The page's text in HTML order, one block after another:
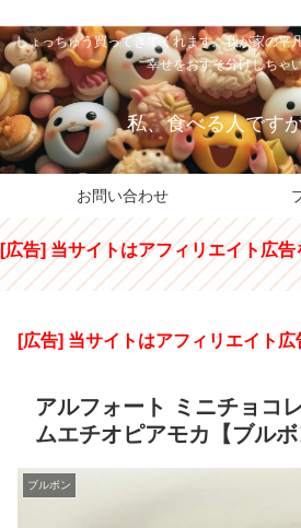
しょっちゅう買ってきてくれます。我が家の平
幸せをおすそ分けしちゃ
私、食べる人です
お問い合わせ
[広告] 当サイトはアフィリエイト広
[広告] 当サイトはアフィリエイト広
アルフォート ミニチョコ
ムエチオピアモカ【ブルボ
ブルボン